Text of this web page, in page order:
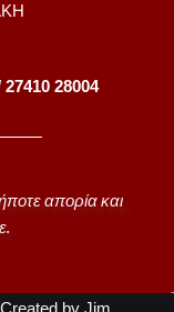
27410 28004
απορία και